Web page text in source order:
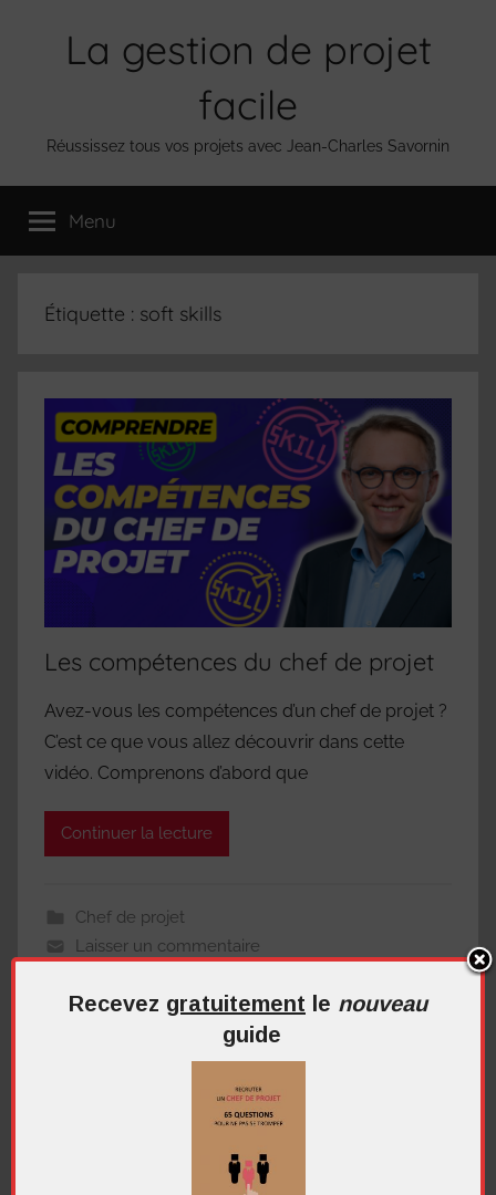
La gestion de projet
facile
Réussissez tous vos projets avec Jean-Charles Savornin
Menu
Étiquette : soft skills
Les compétences du chef de projet
Avez-vous les compétences d’un chef de projet ?
C’est ce que vous allez découvrir dans cette
vidéo. Comprenons d’abord que
Continuer la lecture
Chef de projet
Laisser un commentaire
Me contacter
Recevez gratuitement le nouveau
guide